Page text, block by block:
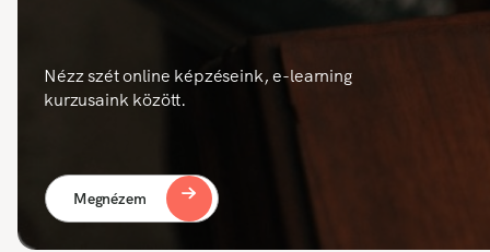
Nézz szét online képzéseink, e-learning
kurzusaink között.
Megnézem